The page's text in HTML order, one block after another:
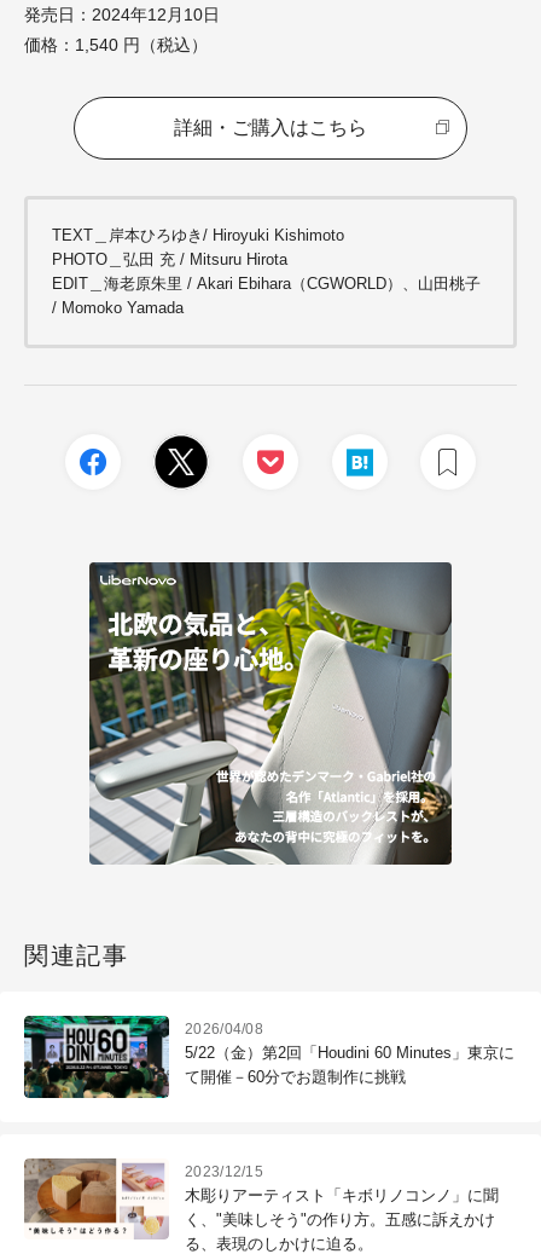
発売日：2024年12月10日
価格：1,540 円（税込）
詳細・ご購入はこちら
TEXT＿岸本ひろゆき/ Hiroyuki Kishimoto
PHOTO＿弘田 充 / Mitsuru Hirota
EDIT＿海老原朱里 / Akari Ebihara（CGWORLD）、山田桃子
/ Momoko Yamada
関連記事
2026/04/08
5/22（金）第2回「Houdini 60 Minutes」東京に
て開催－60分でお題制作に挑戦
2023/12/15
木彫りアーティスト「キボリノコンノ」に聞
く、"美味しそう"の作り方。五感に訴えかけ
る、表現のしかけに迫る。